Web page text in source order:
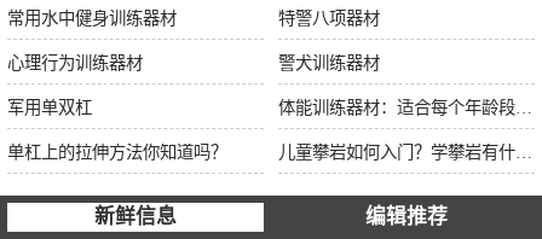
常用水中健身训练器材 特警八项器材
心理行为训练器材 警犬训练器材
军用单双杠
单杠上的拉伸方法你知道吗？
新鲜信息 编辑推荐